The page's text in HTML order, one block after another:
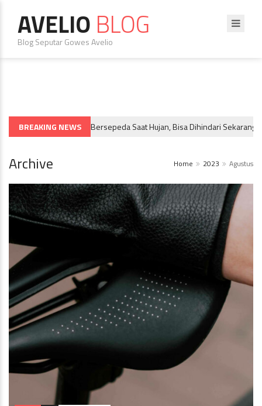
AVELIO BLOG
Blog Seputar Gowes Avelio
BREAKING NEWS
& BIKE TRAVEL 5 Bahaya Bersepeda Saat Hujan, Bisa Dihindari Sekarang!
Archive Home 2023 Agustus